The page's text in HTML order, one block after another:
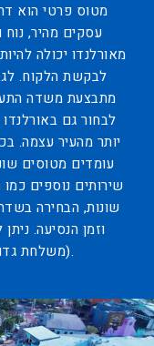
מטוס פרטי הוא
עסקים מהיר,
מאורלנדו יכולה
לבקשת הלקוח.
מתבצעת משדה
לבחור גם
יותר מהעיר עצמה.
עומדים מטוסים
שירותים נוספים
שונות, הבחירה
וזמן הנסיעה.
(משלחת גדולה או קבוצה קטנה) ובכל רמה.